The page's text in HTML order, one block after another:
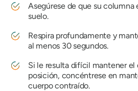
Asegúrese de que su columna
suelo.
Respira profundamente y
al menos 30 segundos.
Si le resulta difícil mantener el
posición, concéntrese en
cuerpo contraído.